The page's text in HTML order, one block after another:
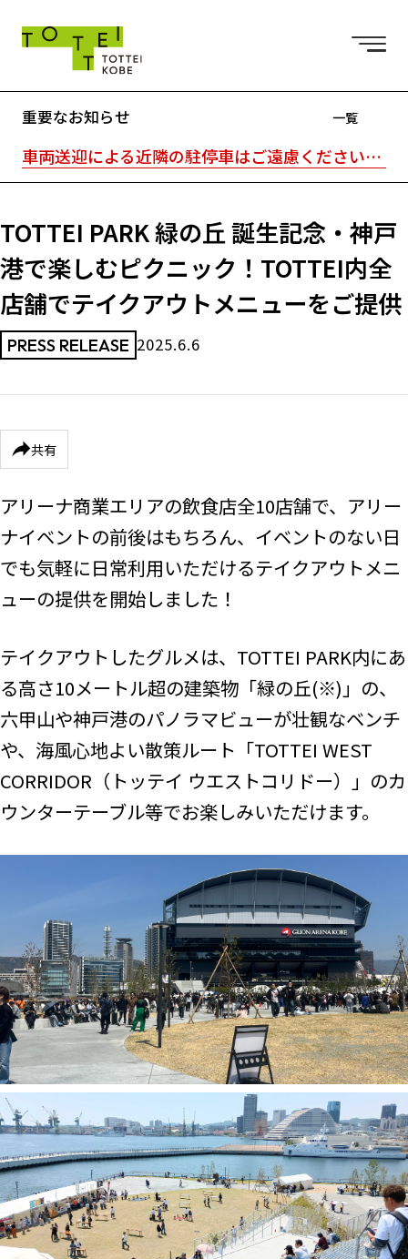
重要なお知らせ
車両送迎による近隣の駐停車はご遠慮ください。駐車場はTOTTEI外の近隣駐車場をご利用ください。｜TOTTEI内はキャッシュレスです。
一覧
TOTTEI PARK 緑の丘 誕生記念・神戸
港で楽しむピクニック！TOTTEI内全
店舗でテイクアウトメニューをご提供
PRESS RELEASE 2025.6.6
共有
アリーナ商業エリアの飲食店全10店舗で、アリー
ナイベントの前後はもちろん、イベントのない日
でも気軽に日常利用いただけるテイクアウトメニ
ューの提供を開始しました！
テイクアウトしたグルメは、TOTTEI PARK内にあ
る高さ10メートル超の建築物「緑の丘(※)」の、
六甲山や神戸港のパノラマビューが壮観なベンチ
や、海風心地よい散策ルート「TOTTEI WEST
CORRIDOR（トッテイ ウエストコリドー）」のカ
ウンターテーブル等でお楽しみいただけます。